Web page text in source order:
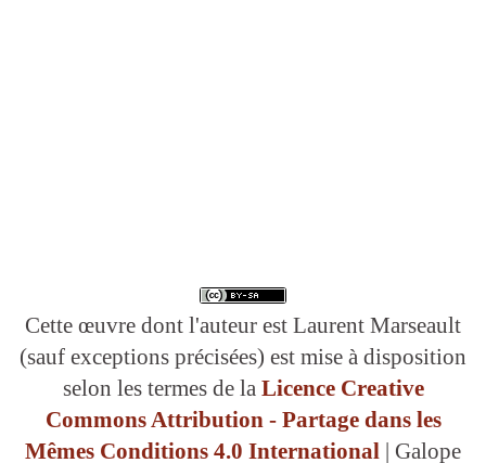
Cette œuvre dont l'auteur est Laurent Marseault
(sauf exceptions précisées) est mise à disposition
selon les termes de la Licence Creative
Commons Attribution - Partage dans les
Mêmes Conditions 4.0 International | Galope